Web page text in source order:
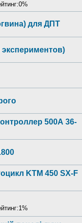
для ДПТ
экспериментов)
500А 36-
KTM 450 SX-F